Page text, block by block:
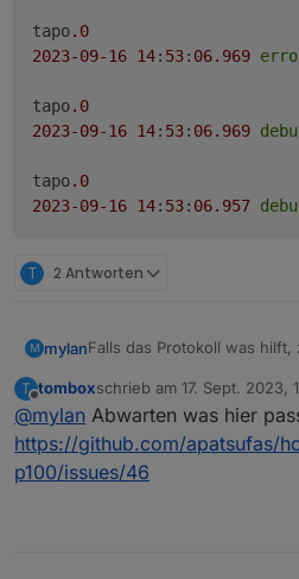
tapo.0
2023-09-16 14: 53: 06.969
tapo.0
2023-09-16 14: 53: 06.969
tapo.0
2023-09-16 14: 53: 06.957
2023-09-16 14:
2023-09-16 14 :53:06.534
tapo
2023-09 debug
T 2 Antworten
M mylanFalls das Protokoll was
tapo.0
2023-09-16
tapo.0
2023-09-16
T
Offline
tomboxschrieb am 17. Sept. 2023,
zuletzt editiert von
@mylan Abwarten was hier
https://github.com/apatsufas/
p100/issues/46